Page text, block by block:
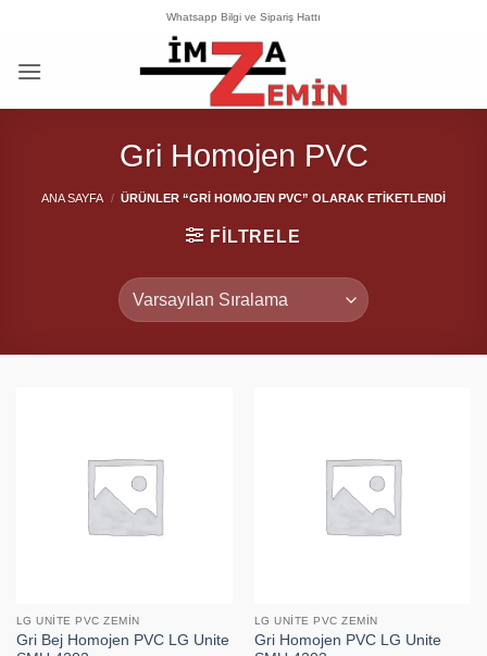
Whatsapp Bilgi ve Sipariş Hattı
Gri Homojen PVC
ANA SAYFA / ÜRÜNLER “GRI HOMOJEN PVC” OLARAK ETIKETLENDI
FILTRELE
LG UNITE PVC ZEMIN
Gri Bej Homojen PVC LG Unite
LG UNITE PVC ZEMIN
Gri Homojen PVC LG Unite